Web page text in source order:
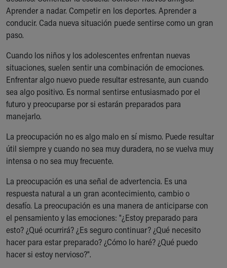
Ronald McDonald House Care Mobile
Health Centers
Price Estimates
Family Supports
Sports Health Services Provider for Akron Zips
New Parents
Find a Pediatrics Location
Find a Pediatrician
Make an Appointment
Breastfeeding Medicine
Child Passenger Safety
Safe Sleep for Babies
Safe Sleep
About Akron Children's Pediatrics
Who We Are
Building a Brighter Future
Our Mission, Vision, Promise
Calendar of Events
Community Mission
Aprender a nadar. Competir en los deportes. Aprender a
conducir. Cada nueva situación puede sentirse como un gran
paso.
Cuando los niños y los adolescentes enfrentan nuevas
situaciones, suelen sentir una combinación de emociones.
Enfrentar algo nuevo puede resultar estresante, aun cuando
sea algo positivo. Es normal sentirse entusiasmado por el
futuro y preocuparse por si estarán preparados para
manejarlo.
La preocupación no es algo malo en sí mismo. Puede resultar
útil siempre y cuando no sea muy duradera, no se vuelva muy
intensa o no sea muy frecuente.
La preocupación es una señal de advertencia. Es una
respuesta natural a un gran acontecimiento, cambio o
desafío. La preocupación es una manera de anticiparse con
el pensamiento y las emociones: "¿Estoy preparado para
esto? ¿Qué ocurrirá? ¿Es seguro continuar? ¿Qué necesito
hacer para estar preparado? ¿Cómo lo haré? ¿Qué puedo
hacer si estoy nervioso?".